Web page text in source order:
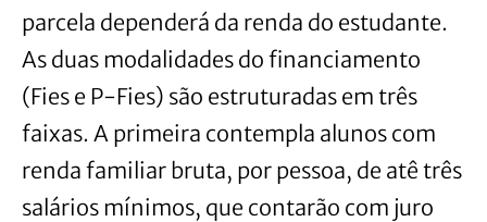
parcela dependerá da renda do estudante.
As duas modalidades do financiamento
(Fies e P-Fies) são estruturadas em três
faixas. A primeira contempla alunos com
renda familiar bruta, por pessoa, de atê três
salários mínimos, que contarão com juro